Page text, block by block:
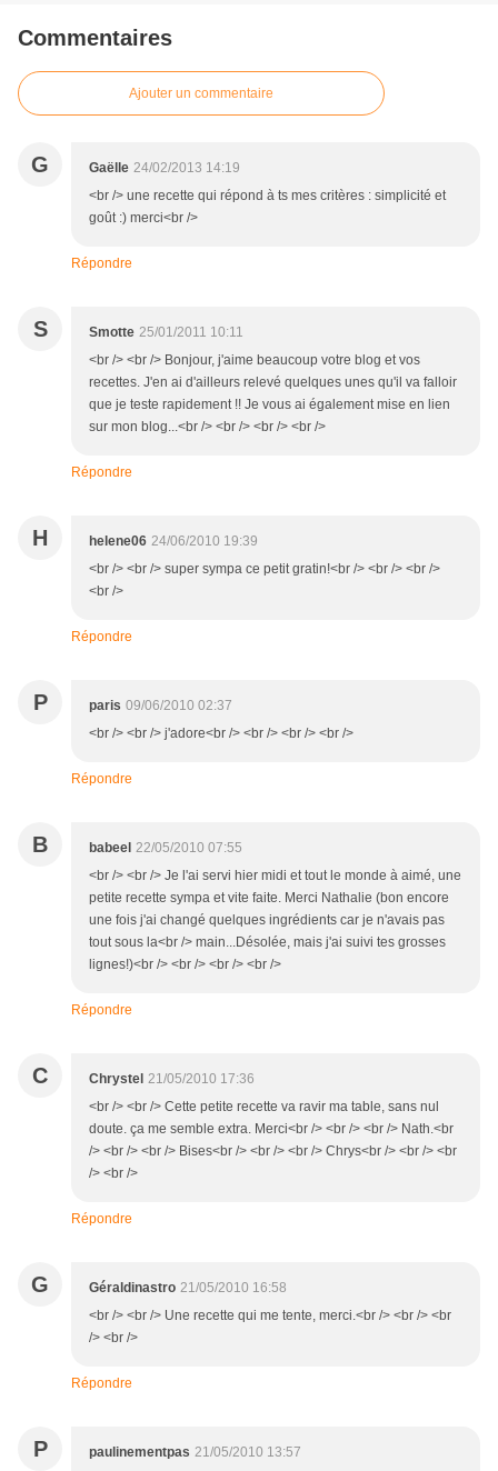
Commentaires
Ajouter un commentaire
G Gaëlle 24/02/2013 14:19
<br /> une recette qui répond à ts mes critères : simplicité et
goût :) merci<br />
Répondre
S Smotte 25/01/2011 10:11
<br /> <br /> Bonjour, j'aime beaucoup votre blog et vos
recettes. J'en ai d'ailleurs relevé quelques unes qu'il va falloir
que je teste rapidement !! Je vous ai également mise en lien
sur mon blog...<br /> <br /> <br /> <br />
Répondre
H helene06 24/06/2010 19:39
<br /> <br /> super sympa ce petit gratin!<br /> <br /> <br />
<br />
Répondre
P paris 09/06/2010 02:37
<br /> <br /> j'adore<br /> <br /> <br /> <br />
Répondre
B babeel 22/05/2010 07:55
<br /> <br /> Je l'ai servi hier midi et tout le monde à aimé, une
petite recette sympa et vite faite. Merci Nathalie (bon encore
une fois j'ai changé quelques ingrédients car je n'avais pas
tout sous la<br /> main...Désolée, mais j'ai suivi tes grosses
lignes!)<br /> <br /> <br /> <br />
Répondre
C Chrystel 21/05/2010 17:36
<br /> <br /> Cette petite recette va ravir ma table, sans nul
doute. ça me semble extra. Merci<br /> <br /> <br /> Nath.<br
/> <br /> <br /> Bises<br /> <br /> <br /> Chrys<br /> <br /> <br
/> <br />
Répondre
G Géraldinastro 21/05/2010 16:58
<br /> <br /> Une recette qui me tente, merci.<br /> <br /> <br
/> <br />
Répondre
P paulinementpas 21/05/2010 13:57